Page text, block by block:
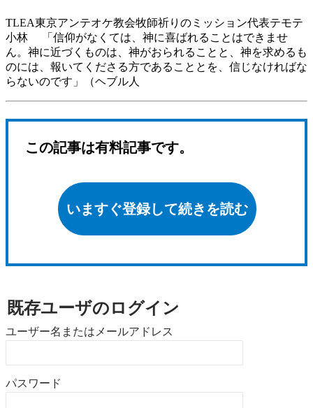
TLEA東京アンテオケ教会牧師祈りのミッション代表テモテ
小林 「信仰がなくては、神に喜ばれることはできませ
ん。神に近づくものは、神がおられることと、神を求めるも
のには、報いてくださる方であることとを、信じなければな
らないのです」（ヘブル人
この記事は有料記事です。
いますぐ登録して続きを読む
既存ユーザのログイン
ユーザー名またはメールアドレス
パスワード